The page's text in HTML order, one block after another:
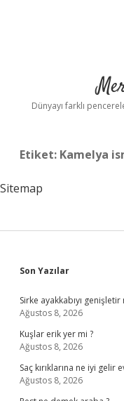
Dünyayı farklı
Etiket: Kamelya
Sitemap
Sidebar
Son Yazılar
Sirke ayakkabıyı genişletir
Ağustos 8, 2026
Kuşlar erik yer mi ?
Ağustos 8, 2026
Saç kırıklarına ne iyi gelir
Ağustos 8, 2026